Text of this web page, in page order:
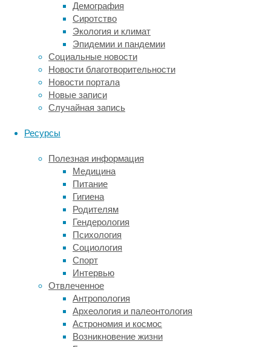
Демография
Сиротство
Экология и климат
Эпидемии и пандемии
Социальные новости
Новости благотворительности
Новости портала
Новые записи
Случайная запись
Ресурсы
Полезная информация
Медицина
Питание
Гигиена
Родителям
Гендерология
Психология
Социология
Спорт
Интервью
Отвлеченное
Антропология
Археология и палеонтология
Астрономия и космос
Возникновение жизни
виде.
После
череды
новогодних
праздников
приходится
приходить
в
форму,
выйти
работу
красивой
цветущей.
Некоторые
женщины
даже
прибегают
радикальным
мерам,
нанося
еще
больший
вред